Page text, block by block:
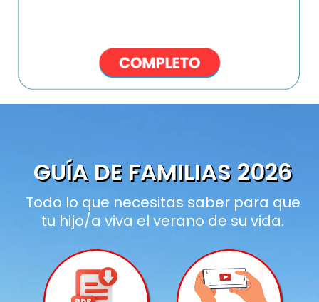
GUÍA DE FAMILIAS 2026
Todo lo que necesitas saber para que
tu hijo/a viva el verano de su vida.